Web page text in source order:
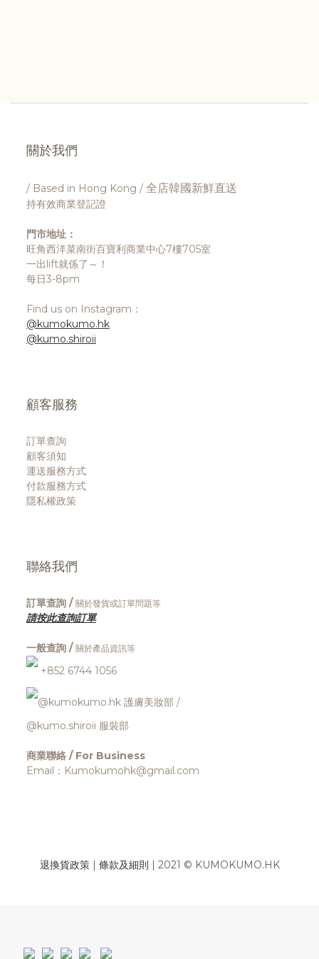
關於我們
/ Based in Hong Kong / 全店韓國新鮮直送
持有效商業登記證
門市地址：
旺角西洋菜南街百寶利商業中心7樓705室
一出lift就係了～！
每日3-8pm
Find us on Instagram：
@kumokumo.hk
@kumo.shiroii
顧客服務
訂單查詢
顧客須知
運送服務方式
付款服務方式
隱私權政策
聯絡我們
訂單查詢 / 關於發貨或訂單問題等
請按此查詢訂單
一般查詢 / 關於產品資訊等
+852 6744 1056
@kumokumo.hk 護膚美妝部 /
@kumo.shiroii 服裝部
商業聯絡 / For Business
Email：Kumokumohk@gmail.com
退換貨政策| 條款及細則 | 2021 © KUMOKUMO.HK